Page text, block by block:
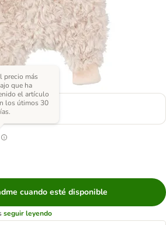
precio más
que ha
el artículo
los útimos 30
cuando esté disponible
seguir leyendo